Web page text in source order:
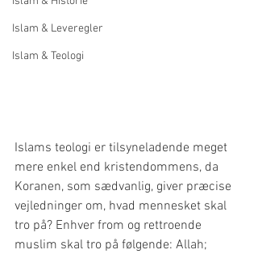
Islam & Leveregler
Islam & Teologi
Islams teologi er tilsyneladende meget
mere enkel end kristendommens, da
Koranen, som sædvanlig, giver præcise
vejledninger om, hvad mennesket skal
tro på? Enhver from og rettroende
muslim skal tro på følgende: Allah;